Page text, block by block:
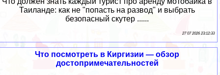
Таиланде: как не "попасть на развод" и выбрать
безопасный скутер ......
27 07 2026 23:12:33
Что посмотреть в Киргизии — обзор
достопримечательностей